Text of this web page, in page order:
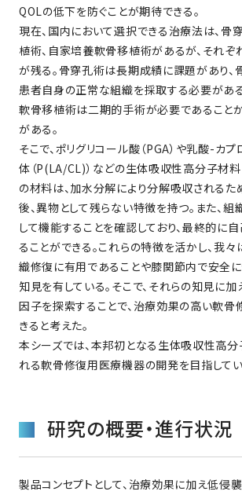
QOLの低下を防ぐことが期待できる。
現在、国内において選択できる治療法は、骨
植術、自家培養軟骨移植術があるが、それ
が残る。骨穿孔術は長期成績に課題があり
患者自身の正常な組織を採取する必要があ
軟骨移植術は二期的手術が必要であること
がある。
そこで、ポリグリコール酸（PGA）や乳酸-カ
体（P(LA/CL)）などの生体吸収性高分子材料
の材料は、加水分解により分解吸収されるた
後、異物として残らない特徴を持つ。また、
して機能することを確認しており、最終的に
ることができる。これらの特徴を活かし、我
織修復に有用であることや膝関節内で安全
知見を有している。そこで、それらの知見に
因子を探索することで、治療効果の高い軟
きると考えた。
本シーズでは、本邦初となる生体吸収性高
れる軟骨修復用医療機器の開発を目指してい
研究の概要・進行状況
製品コンセプトとして、治療効果に加え低侵